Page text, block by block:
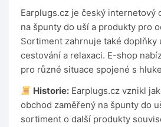
Earplugs.cz je český internetový
na špunty do uší a produkty pro
Sortiment zahrnuje také doplňky
cestování a relaxaci. E-shop
pro různé situace spojené s
Historie: Earplugs.cz vznikl
obchod zaměřený na špunty do
sortiment o další produkty